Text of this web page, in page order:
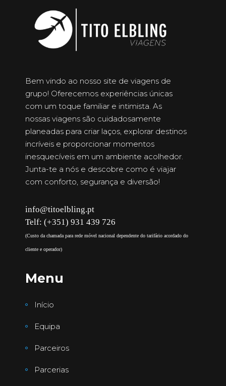
Bem vindo ao nosso site de viagens de
grupo! Oferecemos experiências únicas
com um toque familiar e intimista. As
nossas viagens são cuidadosamente
planeadas para criar laços, explorar destinos
incríveis e proporcionar momentos
inesquecíveis em um ambiente acolhedor.
Junta-te a nós e descobre como é viajar
com conforto, segurança e diversão!
info@titoelbling.pt
Telf: (+351) 931 439 726
(Custo da chamada para rede móvel nacional dependente do tarifário acordado do
cliente e operador)
Menu
Início
Equipa
Parceiros
Parcerias